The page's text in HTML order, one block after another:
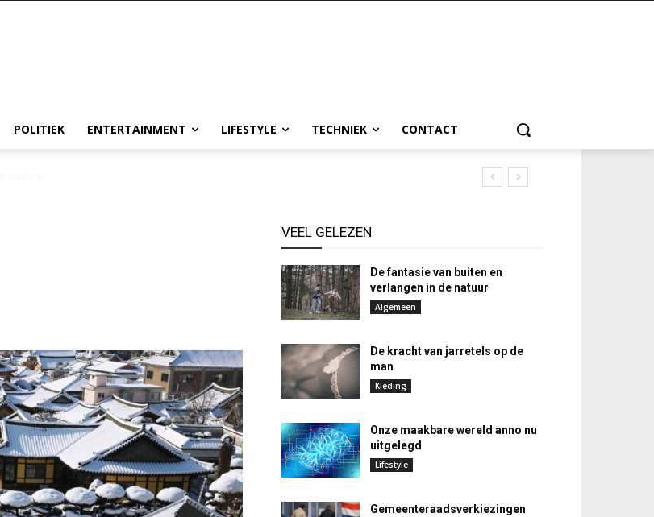
POLITIEK ENTERTAINMENT LIFESTYLE TECHNIEK CONTACT
VEEL GELEZEN
De fantasie van buiten en
verlangen in de natuur
Algemeen
De kracht van jarretels op de
man
Kleding
Onze maakbare wereld anno nu
uitgelegd
Lifestyle
Gemeenteraadsverkiezingen